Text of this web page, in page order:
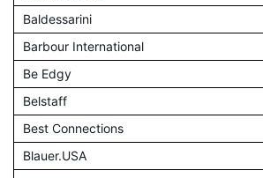
Baldessarini
Barbour International
Be Edgy
Belstaff
Best Connections
Blauer.USA